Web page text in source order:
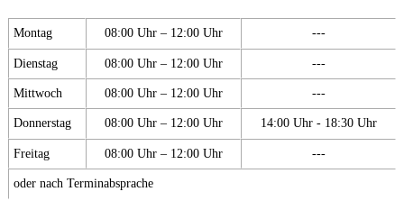
Montag 08:00 Uhr – 12:00 Uhr ---
Dienstag 08:00 Uhr – 12:00 Uhr ---
Mittwoch 08:00 Uhr – 12:00 Uhr ---
Donnerstag 08:00 Uhr – 12:00 Uhr 14:00 Uhr - 18:30 Uhr
Freitag 08:00 Uhr – 12:00 Uhr ---
oder nach Terminabsprache